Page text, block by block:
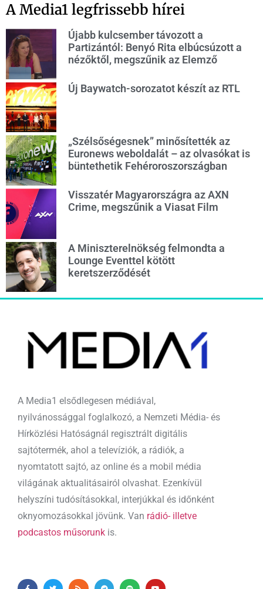
A Media1 legfrissebb hírei
Újabb kulcsember távozott a
Partizántól: Benyó Rita elbúcsúzott a
nézőktől, megszűnik az Elemző
Új Baywatch-sorozatot készít az RTL
„Szélsőségesnek” minősítették az
Euronews weboldalát – az olvasókat is
büntethetik Fehéroroszországban
Visszatér Magyarországra az AXN
Crime, megszűnik a Viasat Film
A Miniszterelnökség felmondta a
Lounge Eventtel kötött
keretszerződését
A Media1 elsődlegesen médiával,
nyilvánossággal foglalkozó, a Nemzeti Média- és
Hírközlési Hatóságnál regisztrált digitális
sajtótermék, ahol a televíziók, a rádiók, a
nyomtatott sajtó, az online és a mobil média
világának aktualitásairól olvashat. Ezenkívül
helyszíni tudósításokkal, interjúkkal és időnként
oknyomozásokkal jövünk. Van rádió- illetve
podcastos műsorunk is.